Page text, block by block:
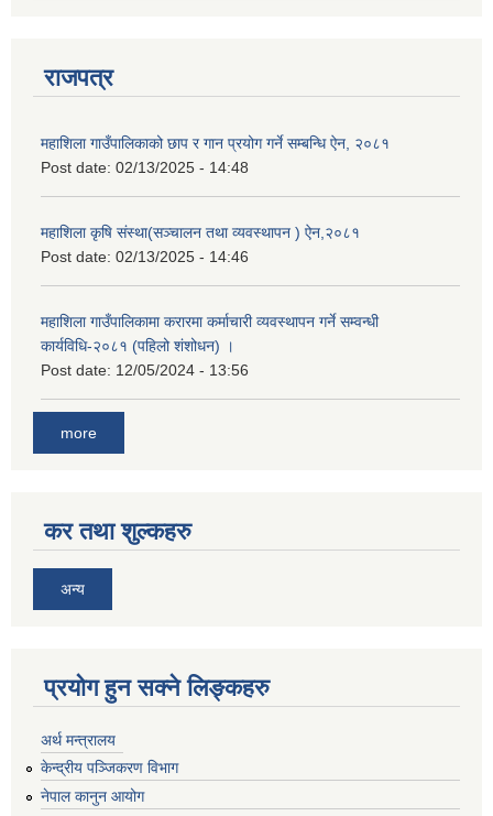
राजपत्र
महाशिला गाउँपालिकाको छाप र गान प्रयोग गर्ने सम्बन्धि ऐन, २०८१
Post date: 02/13/2025 - 14:48
महाशिला कृषि संस्था(सञ्चालन तथा व्यवस्थापन ) ऐन,२०८१
Post date: 02/13/2025 - 14:46
महाशिला गाउँपालिकामा करारमा कर्माचारी व्यवस्थापन गर्ने सम्वन्धी
कार्यविधि-२०८१ (पहिलो शंशोधन) ।
Post date: 12/05/2024 - 13:56
more
कर तथा शुल्कहरु
अन्य
प्रयोग हुन सक्ने लिङ्कहरु
अर्थ मन्त्रालय
केन्द्रीय पञ्जिकरण विभाग
नेपाल कानुन आयोग